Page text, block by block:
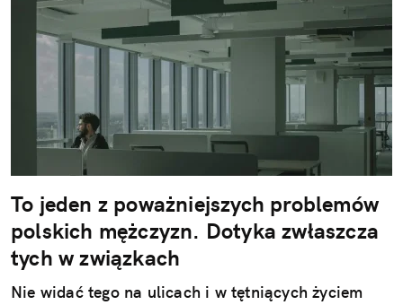
To jeden z poważniejszych problemów
polskich mężczyzn. Dotyka zwłaszcza
tych w związkach
Nie widać tego na ulicach i w tętniących życiem